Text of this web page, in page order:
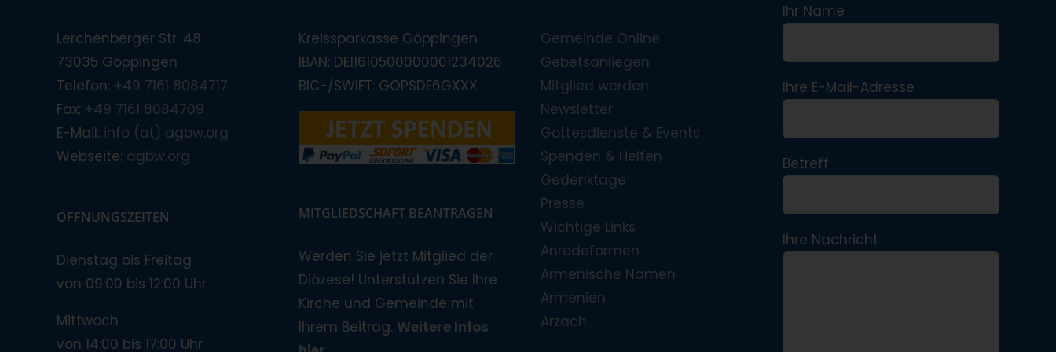
Lerchenberger Str. 48
73035 Göppingen
Telefon: +49 7161 8084717
Fax: +49 7161 8084709
E-Mail: info (at) agbw.org
Webseite: agbw.org
ÖFFNUNGSZEITEN
Dienstag bis Freitag
von 09:00 bis 12:00 Uhr
Mittwoch
von 14:00 bis 17:00 Uhr
Kreissparkasse Göppingen
IBAN: DE11610500000001234026
BIC-/SWIFT: GOPSDE6GXXX
MITGLIEDSCHAFT BEANTRAGEN
Werden Sie jetzt Mitglied der
Diözese! Unterstützen Sie Ihre
Kirche und Gemeinde mit
Ihrem Beitrag. Weitere Infos
Gemeinde Online
Gebetsanliegen
Mitglied werden
Newsletter
Gottesdienste & Events
Spenden & Helfen
Gedenktage
Presse
Wichtige Links
Anredeformen
Armenische Namen
Armenien
Arzach
Ihr Name
Ihre E-Mail-Adresse
Betreff
Ihre Nachricht